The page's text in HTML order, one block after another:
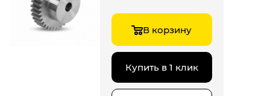
В корзину
Купить в 1 клик